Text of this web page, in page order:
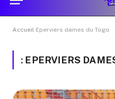
Accueil Eperviers dames du Togo
: EPERVIERS